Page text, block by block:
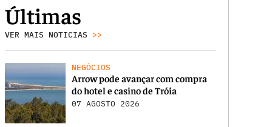
Últimas
VER MAIS NOTICIAS >>
NEGÓCIOS
Arrow pode avançar com compra
do hotel e casino de Tróia
07 AGOSTO 2026